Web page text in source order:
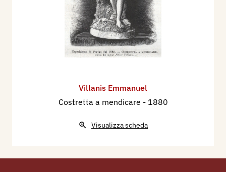
Villanis Emmanuel
Costretta a mendicare - 1880
Visualizza scheda